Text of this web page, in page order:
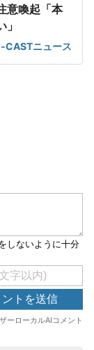
意喚起「本
CASTニュース